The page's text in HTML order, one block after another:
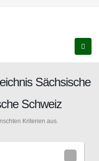
Sächsische
Schweiz
Kriterien aus.